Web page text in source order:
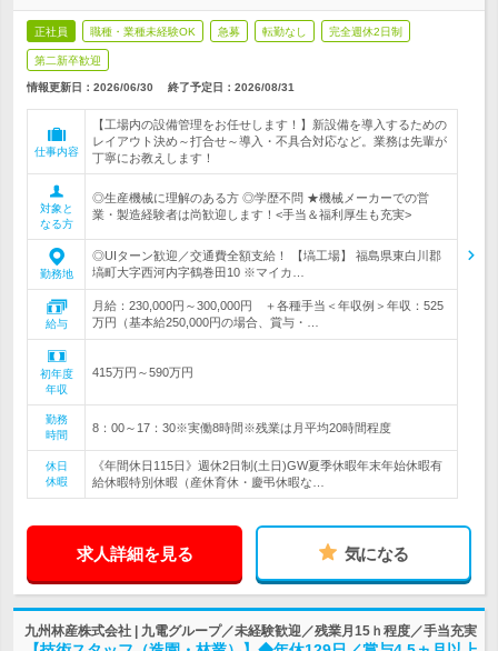
正社員 職種・業種未経験OK 急募 転勤なし 完全週休2日制
第二新卒歓迎
情報更新日：2026/06/30 終了予定日： 2026/08/31
仕事内容
【工場内の設備管理をお任せします！】新設備を導入するための
レイアウト決め～打合せ～導入・不具合対応など。業務は先輩が
丁寧にお教えします！
対象と
なる方
◎生産機械に理解のある方 ◎学歴不問 ★機械メーカーでの営
業・製造経験者は尚歓迎します！<手当＆福利厚生も充実>
勤務地
◎UIターン歓迎／交通費全額支給！ 【塙工場】 福島県東白川郡
塙町大字西河内字鶴巻田10 ※マイカ…
給与
月給：230,000円～300,000円 ＋各種手当＜年収例＞年収：525
万円（基本給250,000円の場合、賞与・…
初年度
年収
415万円～590万円
勤務
時間
8：00～17：30※実働8時間※残業は月平均20時間程度
休日
休暇
《年間休日115日》週休2日制(土日)GW夏季休暇年末年始休暇有
給休暇特別休暇（産休育休・慶弔休暇な…
求人詳細を見る 気になる
九州林産株式会社 | 九電グループ／未経験歓迎／残業月15ｈ程度／手当充実